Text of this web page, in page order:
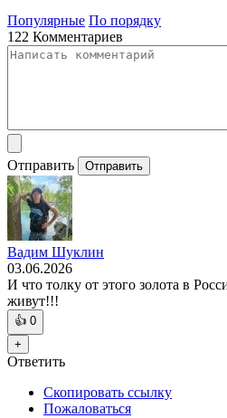
Популярные По порядку
122 Комментариев
Отправить Отправить
Вадим Шуклин
03.06.2026
И что толку от этого золота в
живут!!!
👍 0
+
Ответить
Скопировать ссылку
Пожаловаться